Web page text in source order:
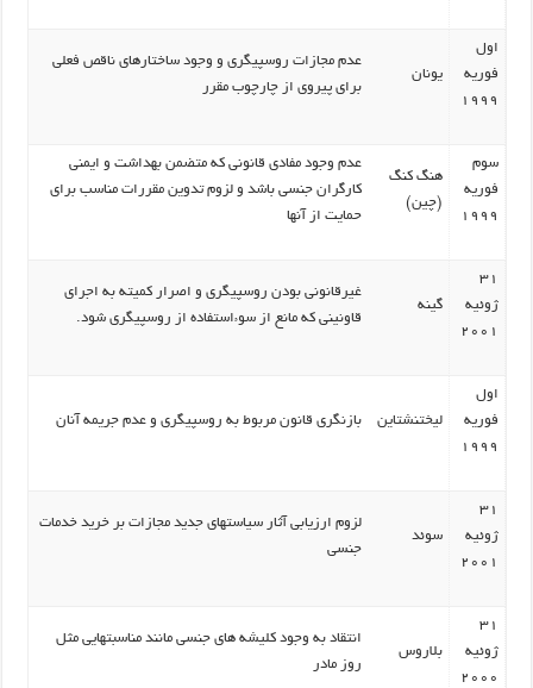
اول
فوریه
1999
یونان
عدم مجازات روسپیگری و وجود ساختارهای ناقص فعلی
برای پیروی از چارچوب مقرر
سوم
فوریه
1999
هنگ کنگ
(چین)
عدم وجود مفادی قانونی که متضمن بهداشت و ایمنی
کارگران جنسی باشد و لزوم تدوین مقررات مناسب برای
حمایت از آنها
31
ژوئیه
2001
گینه
غیرقانونی بودن روسپیگری و اصرار کمیته به اجرای
قاونینی که مانع از سوءاستفاده از روسپیگری شود.
اول
فوریه
1999
لیختنشتاین بازنگری قانون مربوط به روسپیگری و عدم جریمه آنان
31
ژوئیه
2001
سوئد
لزوم ارزیابی آثار سیاستهای جدید مجازات بر خرید خدمات
جنسی
31
ژوئیه
2000
بلاروس
انتقاد به وجود کلیشه های جنسی مانند مناسبتهایی مثل
روز مادر